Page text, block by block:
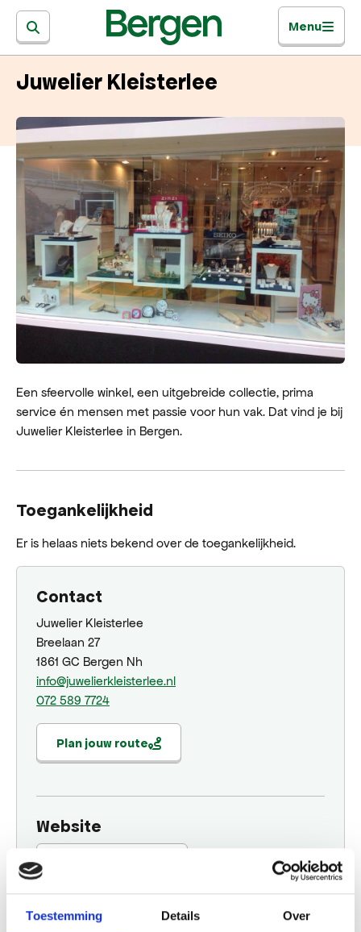
Toestemming Details Over
Menu
Juwelier Kleisterlee
Een sfeervolle winkel, een uitgebreide collectie, prima
service én mensen met passie voor hun vak. Dat vind je bij
Juwelier Kleisterlee in Bergen.
Toegankelijkheid
Er is helaas niets bekend over de toegankelijkheid.
Contact
Juwelier Kleisterlee
Breelaan 27
1861 GC Bergen Nh
info@juwelierkleisterlee.nl
072 589 7724
Plan jouw route
Website